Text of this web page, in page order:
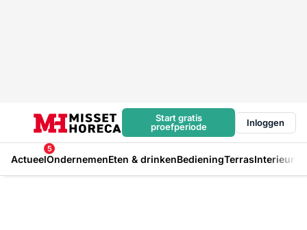
Start gratis
proefperiode
Inloggen
Actueel
5
OndernemenEten & drinkenBedieningTerrasInterieur